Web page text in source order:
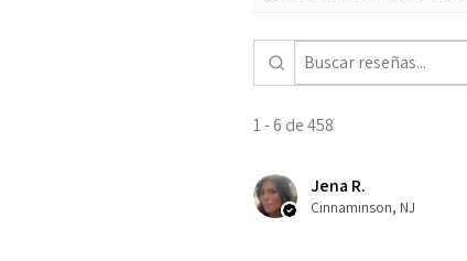
1 - 6 de 458
Jena R.
Cinnaminson, NJ